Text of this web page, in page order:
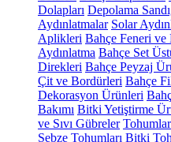
Dolapları Depolama
Aydınlatmalar Solar
Aplikleri Bahçe Feneri ve
Aydınlatma Bahçe Set
Direkleri Bahçe Peyzaj
Çit ve Bordürleri Bahçe
Dekorasyon Ürünleri
Bakımı Bitki Yetiştirme
ve Sıvı Gübreler Tohumlar
Sebze Tohumları Bitki